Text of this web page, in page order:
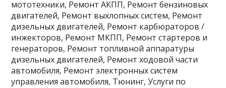
мототехники, Ремонт АКПП, Ремонт бензиновых
двигателей, Ремонт выхлопных систем, Ремонт
дизельных двигателей, Ремонт карбюраторов /
инжекторов, Ремонт МКПП, Ремонт стартеров и
генераторов, Ремонт топливной аппаратуры
дизельных двигателей, Ремонт ходовой части
автомобиля, Ремонт электронных систем
управления автомобиля, Тюнинг, Услуги по